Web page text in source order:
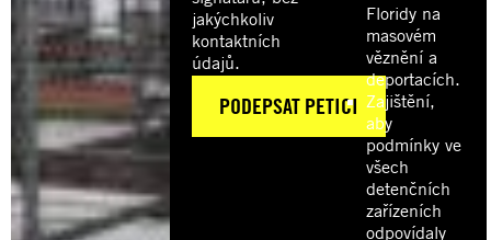
jakýchkoliv
kontaktních
údajů.
Floridy na
masovém
věznění a
deportacích.
Zajištění,
aby
podmínky ve
všech
detenčních
zařízeních
odpovídaly